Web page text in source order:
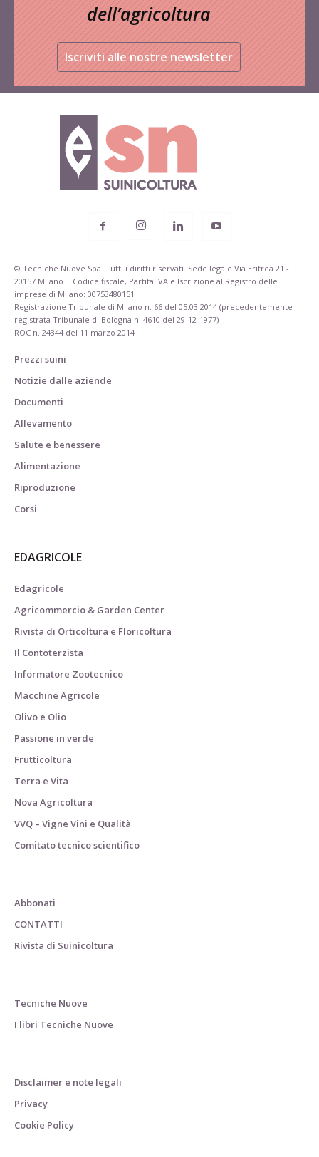
dell’agricoltura
Iscriviti alle nostre newsletter
© Tecniche Nuove Spa. Tutti i diritti riservati. Sede legale Via Eritrea 21 -
20157 Milano | Codice fiscale, Partita IVA e Iscrizione al Registro delle
imprese di Milano: 00753480151
Registrazione Tribunale di Milano n. 66 del 05.03.2014 (precedentemente
registrata Tribunale di Bologna n. 4610 del 29-12-1977)
ROC n. 24344 del 11 marzo 2014
Prezzi suini
Notizie dalle aziende
Documenti
Allevamento
Salute e benessere
Alimentazione
Riproduzione
Corsi
EDAGRICOLE
Edagricole
Agricommercio & Garden Center
Rivista di Orticoltura e Floricoltura
Il Contoterzista
Informatore Zootecnico
Macchine Agricole
Olivo e Olio
Passione in verde
Frutticoltura
Terra e Vita
Nova Agricoltura
VVQ – Vigne Vini e Qualità
Comitato tecnico scientifico
Abbonati
CONTATTI
Rivista di Suinicoltura
Tecniche Nuove
I libri Tecniche Nuove
Disclaimer e note legali
Privacy
Cookie Policy